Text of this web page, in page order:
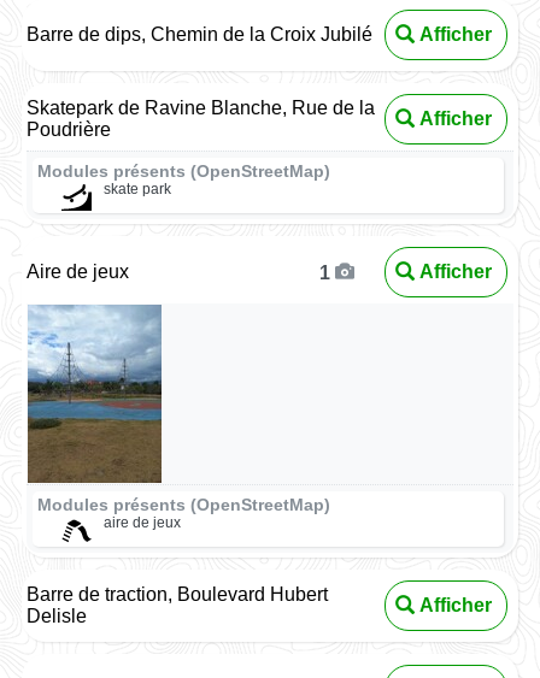
Barre de dips, Chemin de la Croix Jubilé Afficher
Skatepark de Ravine Blanche, Rue de la
Poudrière
Afficher
Modules présents (OpenStreetMap)
skate park
Aire de jeux 1 Afficher
Modules présents (OpenStreetMap)
aire de jeux
Barre de traction, Boulevard Hubert
Delisle
Afficher